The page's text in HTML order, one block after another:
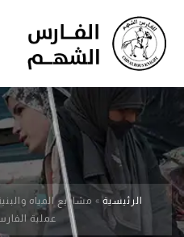
الرئيسية» مشاريع المياه
عملية